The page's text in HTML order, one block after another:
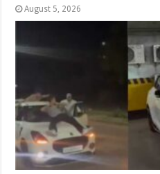
August 5, 2026